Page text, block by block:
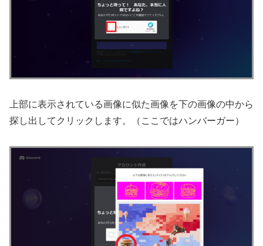
上部に表示されている画像に似た画像を下の画像の中から
探し出してクリックします。（ここではハンバーガー）